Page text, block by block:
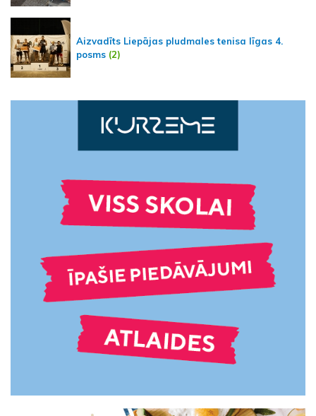
Aizvadīts Liepājas pludmales tenisa līgas 4.
posms (2)